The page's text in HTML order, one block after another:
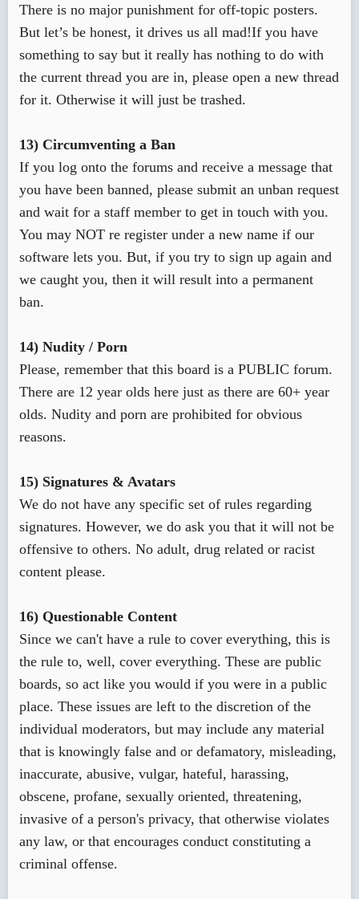
There is no major punishment for off-topic posters.
But let’s be honest, it drives us all mad!If you have
something to say but it really has nothing to do with
the current thread you are in, please open a new thread
for it. Otherwise it will just be trashed.
13) Circumventing a Ban
If you log onto the forums and receive a message that
you have been banned, please submit an unban request
and wait for a staff member to get in touch with you.
You may NOT re register under a new name if our
software lets you. But, if you try to sign up again and
we caught you, then it will result into a permanent
ban.
14) Nudity / Porn
Please, remember that this board is a PUBLIC forum.
There are 12 year olds here just as there are 60+ year
olds. Nudity and porn are prohibited for obvious
reasons.
15) Signatures & Avatars
We do not have any specific set of rules regarding
signatures. However, we do ask you that it will not be
offensive to others. No adult, drug related or racist
content please.
16) Questionable Content
Since we can't have a rule to cover everything, this is
the rule to, well, cover everything. These are public
boards, so act like you would if you were in a public
place. These issues are left to the discretion of the
individual moderators, but may include any material
that is knowingly false and or defamatory, misleading,
inaccurate, abusive, vulgar, hateful, harassing,
obscene, profane, sexually oriented, threatening,
invasive of a person's privacy, that otherwise violates
any law, or that encourages conduct constituting a
criminal offense.